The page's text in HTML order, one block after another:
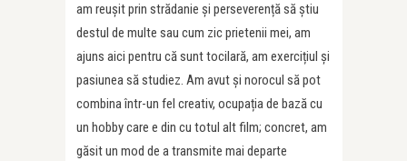
am reușit prin strădanie și perseverență să știu
destul de multe sau cum zic prietenii mei, am
ajuns aici pentru că sunt tocilară, am exercițiul și
pasiunea să studiez. Am avut și norocul să pot
combina într-un fel creativ, ocupația de bază cu
un hobby care e din cu totul alt film; concret, am
găsit un mod de a transmite mai departe